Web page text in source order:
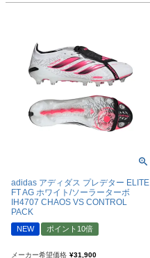
adidas アディダス プレデター ELITE
FT AG ホワイト/ソーラーターボ
IH4707 CHAOS VS CONTROL
PACK
NEW ポイント10倍
メーカー希望価格 ¥31,900